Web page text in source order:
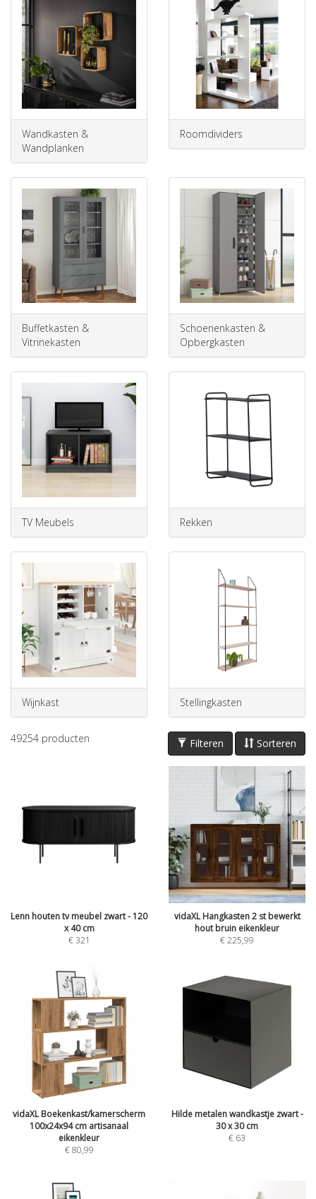
Wandkasten &
Wandplanken
Roomdividers
Buffetkasten &
Vitrinekasten
Schoenenkasten &
Opbergkasten
TV Meubels Rekken
Wijnkast Stellingkasten
Sorteren
Filteren
49254 producten
Lenn houten tv meubel zwart - 120
x 40 cm
€321
vidaXL Hangkasten 2 st bewerkt
hout bruin eikenkleur
€225,99
vidaXL Boekenkast/kamerscherm
100x24x94 cm artisanaal
eikenkleur
€80,99
Hilde metalen wandkastje zwart -
30 x 30 cm
€ 63